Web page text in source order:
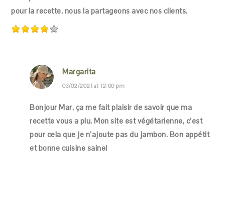
pour la recette, nous la partageons avec nos clients.
Margarita
03/02/2021 at 12:00 pm
Bonjour Mar, ça me fait plaisir de savoir que ma
recette vous a plu. Mon site est végétarienne, c’est
pour cela que je n’ajoute pas du jambon. Bon appétit
et bonne cuisine saine!